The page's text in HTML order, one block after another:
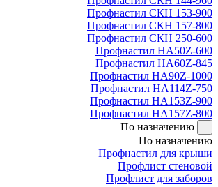
Профнастил СКН 153-900
Профнастил СКН 157-800
Профнастил СКН 250-600
Профнастил НА50Z-600
Профнастил НА60Z-845
Профнастил НА90Z-1000
Профнастил НА114Z-750
Профнастил НА153Z-900
Профнастил НА157Z-800
По назначению
По назначению
Профнастил для крыши
Профлист стеновой
Профлист для заборов